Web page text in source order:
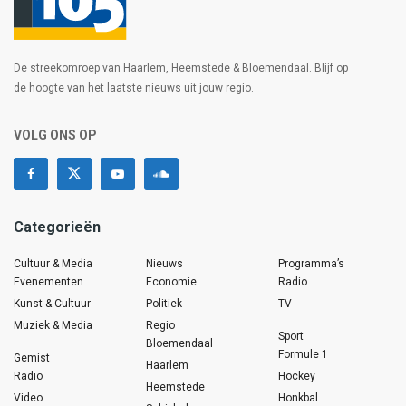
De streekomroep van Haarlem, Heemstede & Bloemendaal. Blijf op
de hoogte van het laatste nieuws uit jouw regio.
VOLG ONS OP
Categorieën
Cultuur & Media
Evenementen
Kunst & Cultuur
Muziek & Media
Gemist
Radio
Video
Nieuws
Economie
Politiek
Regio
Bloemendaal
Haarlem
Heemstede
Programma’s
Radio
TV
Sport
Formule 1
Hockey
Honkbal